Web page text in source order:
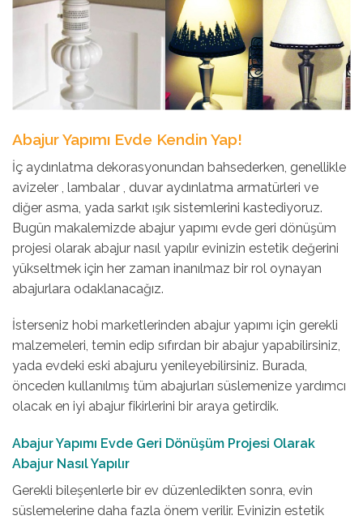
Abajur Yapımı Evde Kendin Yap!
İç aydınlatma dekorasyonundan bahsederken, genellikle
avizeler , lambalar , duvar aydınlatma armatürleri ve
diğer asma, yada sarkıt ışık sistemlerini kastediyoruz.
Bugün makalemizde abajur yapımı evde geri dönüşüm
projesi olarak abajur nasıl yapılır evinizin estetik değerini
yükseltmek için her zaman inanılmaz bir rol oynayan
abajurlara odaklanacağız.
İsterseniz hobi marketlerinden abajur yapımı için gerekli
malzemeleri, temin edip sıfırdan bir abajur yapabilirsiniz,
yada evdeki eski abajuru yenileyebilirsiniz. Burada,
önceden kullanılmış tüm abajurları süslemenize yardımcı
olacak en iyi abajur fikirlerini bir araya getirdik.
Abajur Yapımı Evde Geri Dönüşüm Projesi Olarak
Abajur Nasıl Yapılır
Gerekli bileşenlerle bir ev düzenledikten sonra, evin
süslemelerine daha fazla önem verilir. Evinizin estetik